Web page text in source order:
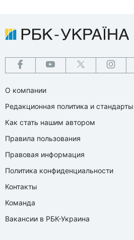
О компании
Редакционная политика и стандарты
Как стать нашим автором
Правила пользования
Правовая информация
Политика конфиденциальности
Контакты
Команда
Вакансии в РБК-Украина